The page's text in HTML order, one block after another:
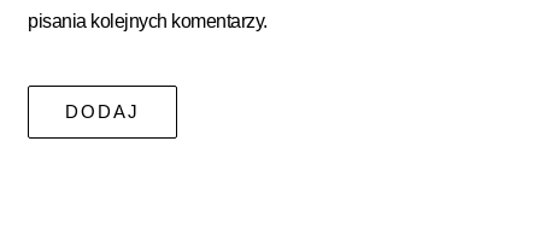
pisania kolejnych komentarzy.